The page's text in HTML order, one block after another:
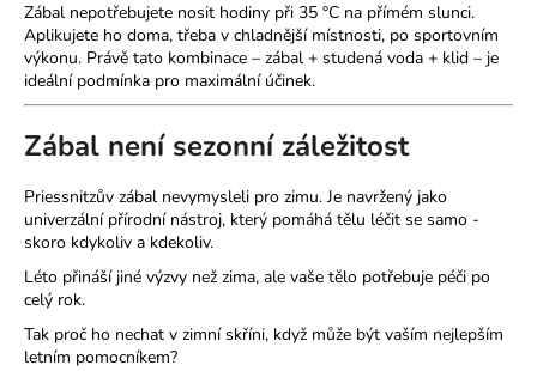
Zábal nepotřebujete nosit hodiny při 35 °C na přímém slunci.
Aplikujete ho doma, třeba v chladnější místnosti, po sportovním
výkonu. Právě tato kombinace – zábal + studená voda + klid – je
ideální podmínka pro maximální účinek.
Zábal není sezonní záležitost
Priessnitzův zábal nevymysleli pro zimu. Je navržený jako
univerzální přírodní nástroj, který pomáhá tělu léčit se samo -
skoro kdykoliv a kdekoliv.
Léto přináší jiné výzvy než zima, ale vaše tělo potřebuje péči po
celý rok.
Tak proč ho nechat v zimní skříni, když může být vaším nejlepším
letním pomocníkem?